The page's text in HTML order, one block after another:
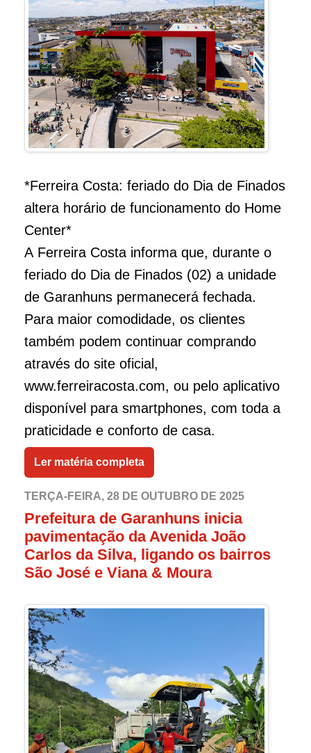
*Ferreira Costa: feriado do Dia de Finados
altera horário de funcionamento do Home
Center*
A Ferreira Costa informa que, durante o
feriado do Dia de Finados (02) a unidade
de Garanhuns permanecerá fechada.
Para maior comodidade, os clientes
também podem continuar comprando
através do site oficial,
www.ferreiracosta.com, ou pelo aplicativo
disponível para smartphones, com toda a
praticidade e conforto de casa.
Ler matéria completa
TERÇA-FEIRA, 28 DE OUTUBRO DE 2025
Prefeitura de Garanhuns inicia
pavimentação da Avenida João
Carlos da Silva, ligando os bairros
São José e Viana & Moura